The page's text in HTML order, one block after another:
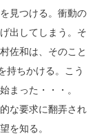
見つける。衝動の
出してしまう。そ
佐和は、そのこと
持ちかける。こう
まった・・・。
な要求に翻弄され
を知る。